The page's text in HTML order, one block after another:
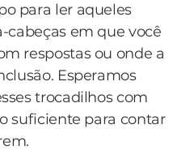
para ler aqueles
cabeças em que você
respostas ou onde a
Esperamos
trocadilhos com
suficiente para contar